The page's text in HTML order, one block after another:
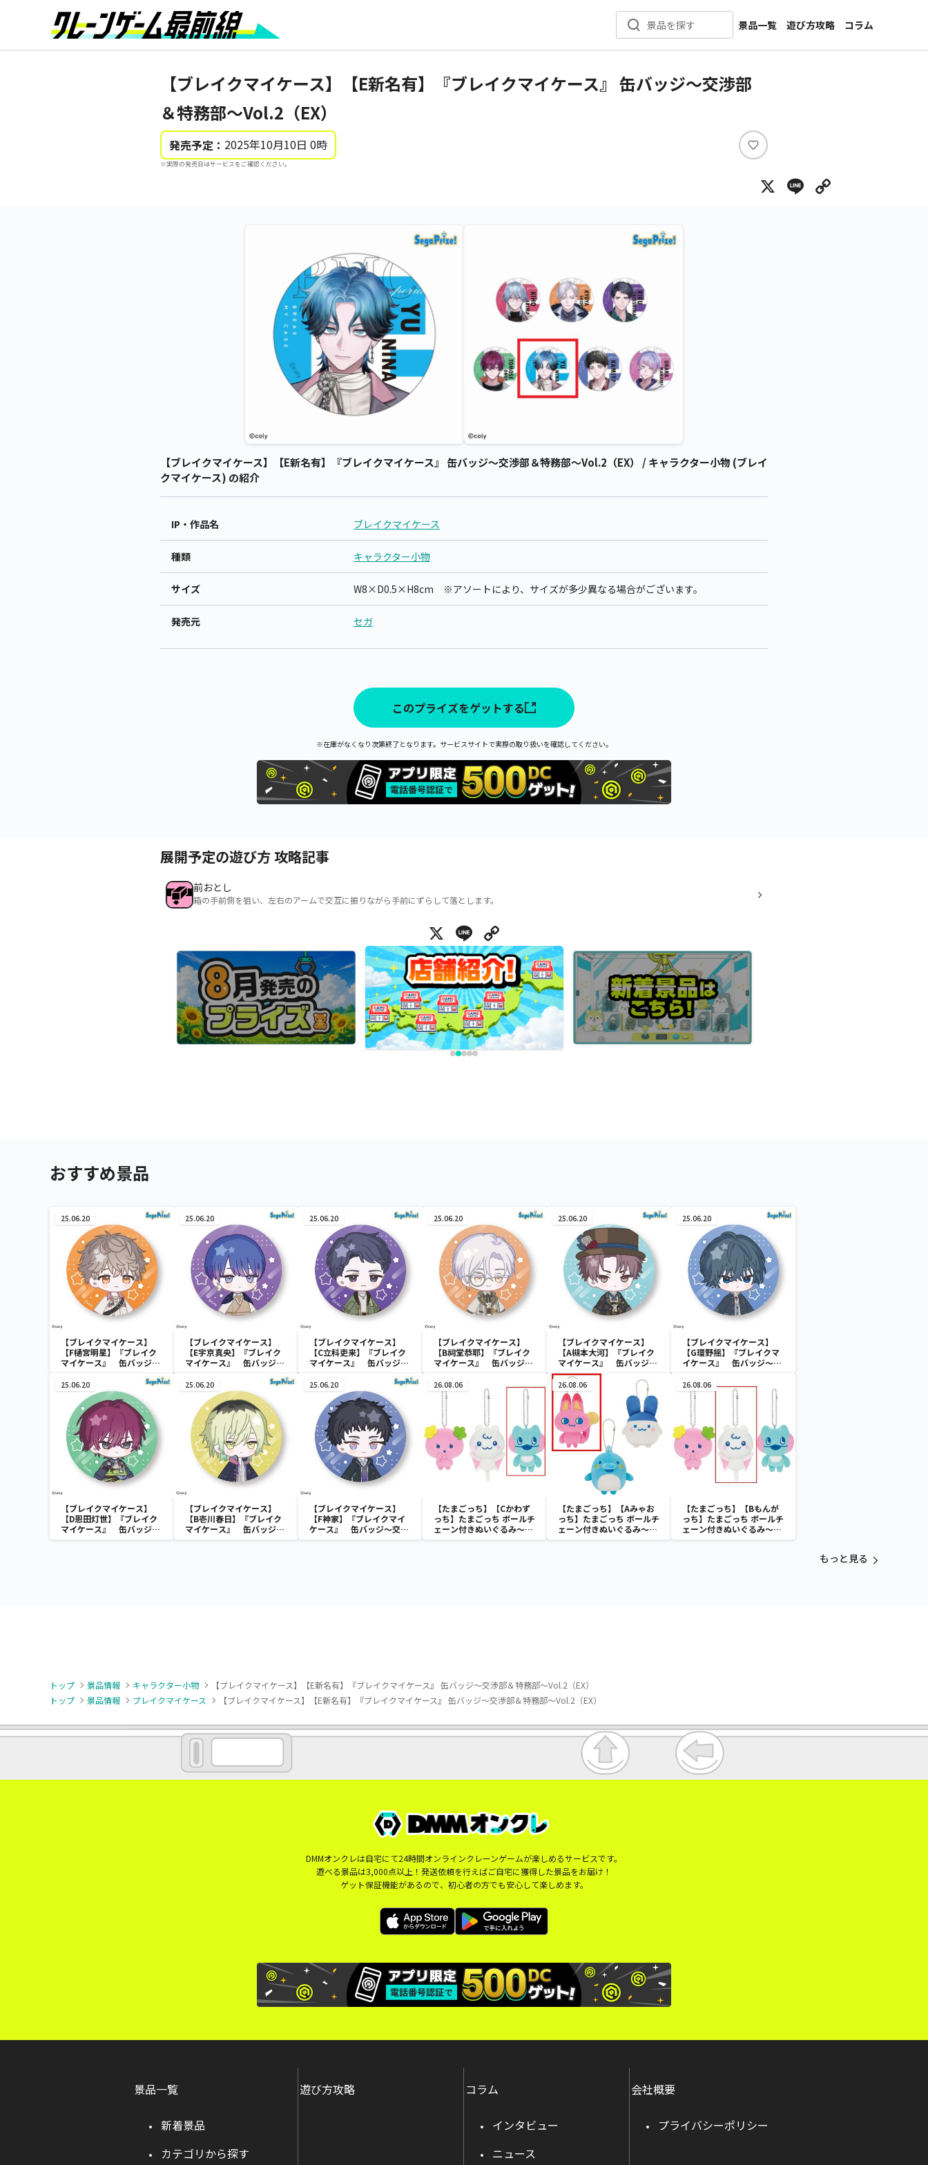
景品を探す
景品一覧
新着景品
カテゴリ一覧
遊び方攻略
コラム
インタビュー
【ブレイクマイケース】【E新名有】『ブレイクマイケース』 缶バッジ～交渉部
＆特務部～Vol.2（EX）
発売予定： 2025年10月10日 0時
※実際の発売日はサービスをご確認ください。
い
ね
X Line
【ブレイクマイケース】【E新名有】『ブレイクマイケース』 缶バッジ～交渉部＆特務部～Vol.2（EX） / キャラクター小物 (ブレイ
クマイケース) の紹介
IP・作品名 ブレイクマイケース
種類 キャラクター小物
サイズ W8×D0.5×H8cm ※アソートにより、サイズが多少異なる場合がございます。
発売元 セガ
このプライズをゲットする
※在庫がなくなり次第終了となります。サービスサイトで実際の取り扱いを確認してください。
展開予定の遊び方 攻略記事
前おとし
箱の手前側を狙い、左右のアームで交互に振りながら手前にずらして落とします。
X Line
おすすめ景品
25.06.20
【ブレイクマイケース】
【F樋宮明星】『ブレイク
マイケース』 缶バッジ～
25.06.20
【ブレイクマイケース】
【E宇京真央】『ブレイク
マイケース』 缶バッジ～
25.06.20
【ブレイクマイケース】
【C立科吏来】『ブレイク
マイケース』 缶バッジ～
25.06.20
【ブレイクマイケース】
【B祠堂恭耶】『ブレイク
マイケース』 缶バッジ～
25.06.20
【ブレイクマイケース】
【A槻本大河】『ブレイク
マイケース』 缶バッジ～
管理部＆強行部～(EX)
25.06.20
【ブレイクマイケース】
【G環野揺】『ブレイクマ
イケース』 缶バッジ～本
25.06.20
【ブレイクマイケース】
【D恩田灯世】『ブレイク
マイケース』 缶バッジ～
交渉部＆特務部～(EX)
25.06.20
【ブレイクマイケース】
【B壱川春日】『ブレイク
マイケース』 缶バッジ～
管理部＆強行部～(EX)
25.06.20
【ブレイクマイケース】
【F神家】『ブレイクマイ
ケース』 缶バッジ～交渉
部＆特務部～(EX)
26.08.06
【たまごっち】【Cかわず
っち】たまごっち ボールチ
ェーン付きぬいぐるみ～
Tamagotchi Paradise～
26.08.06
【たまごっち】【Aみゃお
っち】たまごっち ボールチ
ェーン付きぬいぐるみ～
Tamagotchi Paradise～
26.08.06
【たまごっち】【Bもんが
っち】たまごっち ボールチ
ェーン付きぬいぐるみ～
Tamagotchi Paradise～
もっと見る
トップ 景品情報 キャラクター小物
【ブレイクマイケース】【E新名有】『ブレイクマイケース』 缶バッジ～交渉部＆特務部～Vol.2（EX）
トップ
景品情報 ブレイクマイケース 【ブレイクマイケース】【E新名有】『ブレイクマイケース』 缶バッジ～交渉部＆特務部～Vol.2（EX）
DMMオンクレは自宅にて24時間オンラインクレーンゲームが楽しめるサービスです。
遊べる景品は3,000点以上！発送依頼を行えばご自宅に獲得した景品をお届け！
ゲット保証機能があるので、初心者の方でも安心して楽しめます。
景品一覧
新着景品
カテゴリから探す
遊び方攻略 コラム
インタビュー
ニュース
会社概要
プライバシーポリシー